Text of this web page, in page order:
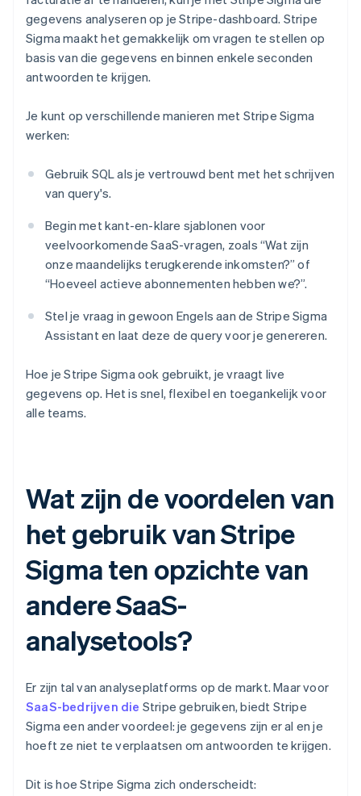
gegevens analyseren op je Stripe-dashboard. Stripe
Sigma maakt het gemakkelijk om vragen te stellen op
basis van die gegevens en binnen enkele seconden
antwoorden te krijgen.
Je kunt op verschillende manieren met Stripe Sigma
werken:
Gebruik SQL als je vertrouwd bent met het schrijven
van query's.
Begin met kant-en-klare sjablonen voor
veelvoorkomende SaaS-vragen, zoals “Wat zijn
onze maandelijks terugkerende inkomsten?” of
“Hoeveel actieve abonnementen hebben we?”.
Stel je vraag in gewoon Engels aan de Stripe Sigma
Assistant en laat deze de query voor je genereren.
Hoe je Stripe Sigma ook gebruikt, je vraagt ​​live
gegevens op. Het is snel, flexibel en toegankelijk voor
alle teams.
Wat zijn de voordelen van
het gebruik van Stripe
Sigma ten opzichte van
andere SaaS-
analysetools?
Er zijn tal van analyseplatforms op de markt. Maar voor
SaaS-bedrijven die Stripe gebruiken, biedt Stripe
Sigma een ander voordeel: je gegevens zijn er al en je
hoeft ze niet te verplaatsen om antwoorden te krijgen.
Dit is hoe Stripe Sigma zich onderscheidt: